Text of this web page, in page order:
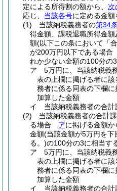
定による所得割の額から、 次
応じ、 当該各号に定める金額
(1)
当該納税義務者の第34
得金額、課税退職所得金
額(以下この条において「
が200万円以下である場
れか少ない金額の100分の
ア
5万円に、当該納税義
表の上欄に掲げる者に
務者に係る同表の下欄
加算した金額
イ
当該納税義務者の合
(2)
当該納税義務者の合計
る場合 アに掲げる金額か
金額(当該金額が5万円を下
る。)の100分の3に相当す
ア
5万円に、当該納税義
表の上欄に掲げる者に
務者に係る同表の下欄
加算した金額
イ
当該納税義務者の合